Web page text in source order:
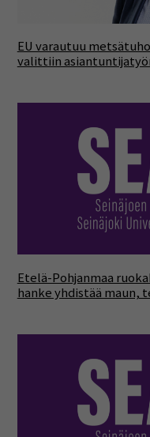
EU varautuu
valittiin
Etelä-Pohjanmaa
hanke yhdistää maun,